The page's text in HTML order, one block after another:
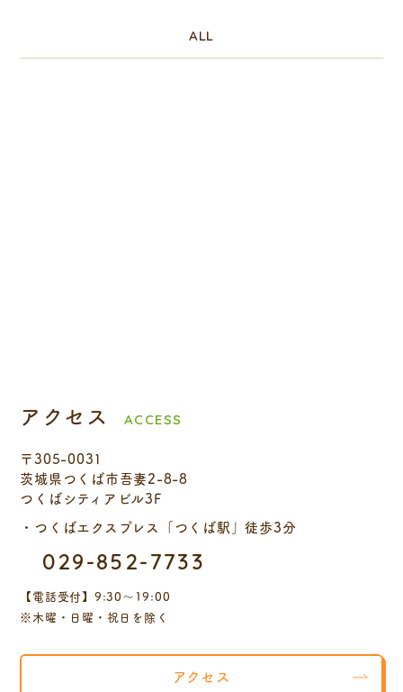
ALL
アクセス ACCESS
〒305-0031
茨城県つくば市吾妻2-8-8
つくばシティアビル3F
・つくばエクスプレス「つくば駅」徒歩3分
029-852-7733
【電話受付】9:30～19:00
※木曜・日曜・祝日を除く
アクセス